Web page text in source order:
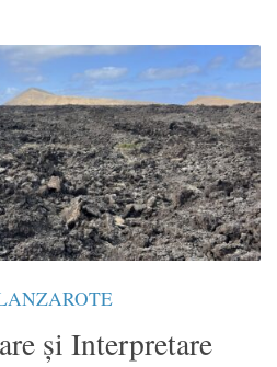
și Interpretare